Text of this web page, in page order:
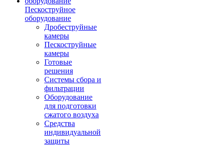
Пескоструйное
оборудование
Дробеструйные
камеры
Пескоструйные
камеры
Готовые
решения
Системы сбора и
фильтрации
Оборудование
для подготовки
сжатого воздуха
Средства
индивидуальной
защиты